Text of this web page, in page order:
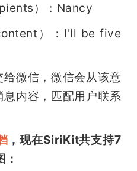
）： Nancy
）： I'll be five
微信，微信会从该意
内容，匹配用户联系
，现在SiriKit共支持7